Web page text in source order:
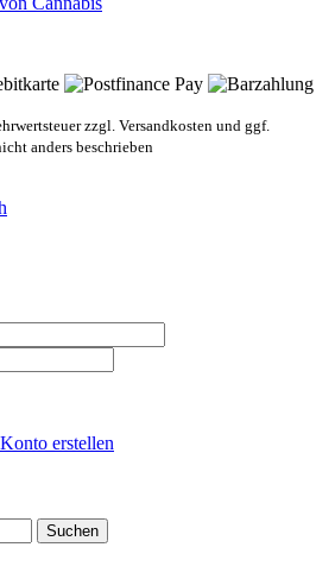
zzgl. Versandkosten und ggf.
anders beschrieben
erstellen
Suchen